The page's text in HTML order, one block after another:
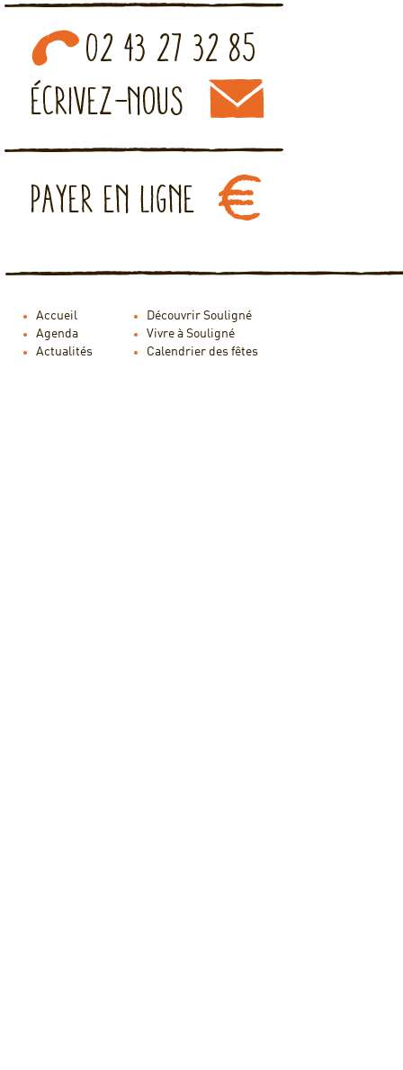
Accueil
Agenda
Actualités
Découvrir Souligné
Vivre à Souligné
Calendrier des fêtes